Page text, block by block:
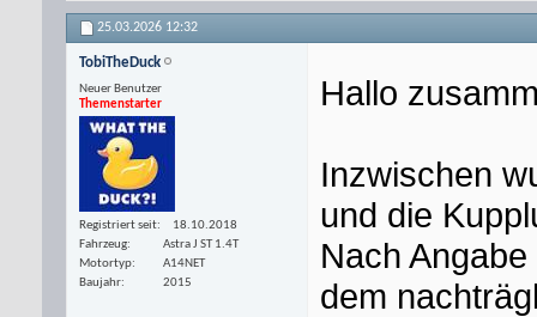
25.03.2026 12:32
TobiTheDuck
Neuer Benutzer
Themenstarter
Registriert seit
18.10.2018
Fahrzeug
Astra J ST 1.4T
Motortyp
A14NET
Baujahr
2015
Hallo
Inzwischen
und die
Nach
dem